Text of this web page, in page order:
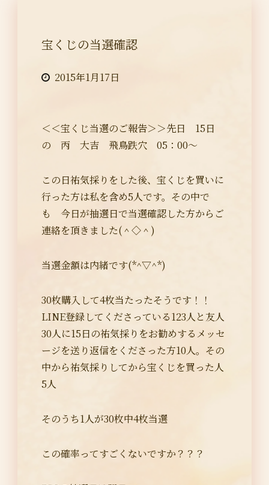
宝くじの当選確認
2015年1月17日
＜＜宝くじ当選のご報告＞＞先日 15日
の 丙 大吉 飛鳥跌穴 05：00～
この日祐気採りをした後、宝くじを買いに
行った方は私を含め5人です。その中で
も 今日が抽選日で当選確認した方からご
連絡を頂きました(＾◇＾)
当選金額は内緒です(*^▽^*)
30枚購入して4枚当たったそうです！！
LINE登録してくださっている123人と友人
30人に15日の祐気採りをお勧めするメッセ
ージを送り返信をくださった方10人。その
中から祐気採りしてから宝くじを買った人
5人
そのうち1人が30枚中4枚当選
この確率ってすごくないですか？？？